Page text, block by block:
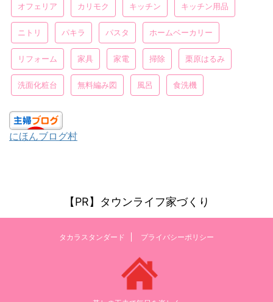
オフェリア カリモク キッチン キッチン用品
ニトリ パキラ パスタ ホームベーカリー
リフォーム 家具 家電 掃除 栗原はるみ
洗面化粧台 無料編み図 風呂 食洗機
にほんブログ村
【PR】タウンライフ家づくり
タカラスタンダード プライバシーポリシー